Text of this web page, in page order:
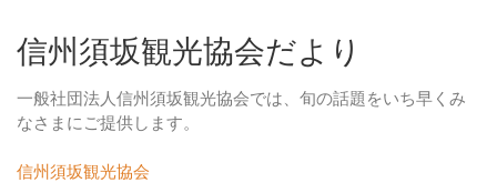
信州須坂観光協会だより
一般社団法人信州須坂観光協会では、旬の話題をいち早くみ
なさまにご提供します。
信州須坂観光協会